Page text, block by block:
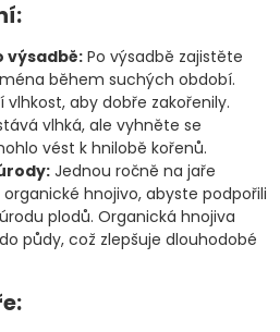
výsadbě: Po výsadbě zajistěte
během suchých období.
aby dobře zakořenily.
vlhká, ale vyhněte se
vést k hnilobě kořenů.
Jednou ročně na jaře
hnojivo, abyste podpořili
plodů. Organická hnojiva
půdy, což zlepšuje dlouhodobé